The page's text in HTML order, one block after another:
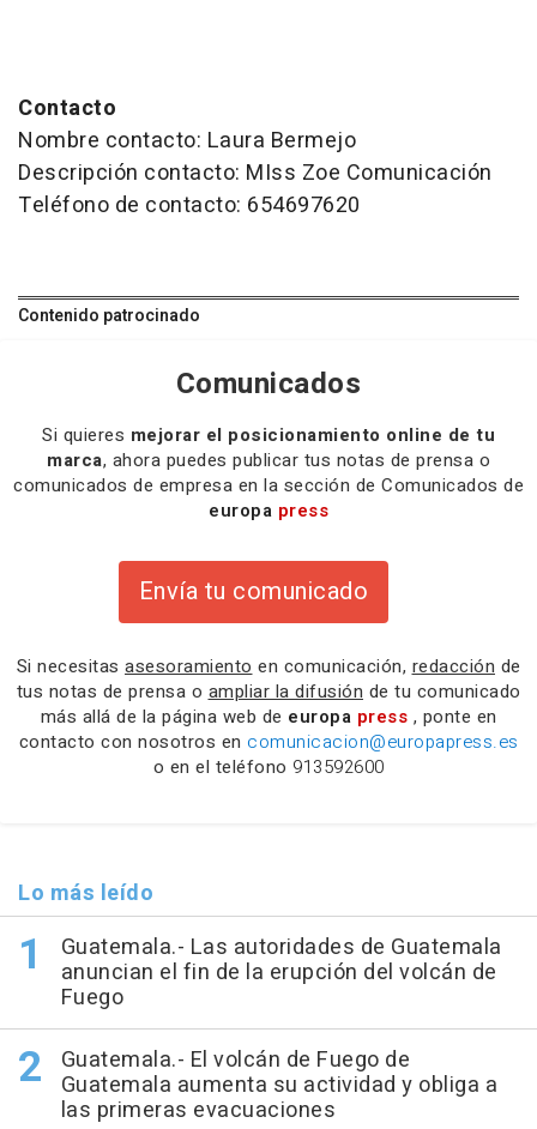
Contacto
Nombre contacto: Laura Bermejo
Descripción contacto: MIss Zoe Comunicación
Teléfono de contacto: 654697620
Contenido patrocinado
Comunicados
Si quieres mejorar el posicionamiento online de tu
marca, ahora puedes publicar tus notas de prensa o
comunicados de empresa en la sección de Comunicados de
europa press
Envía tu comunicado
Si necesitas asesoramiento en comunicación, redacción de
tus notas de prensa o ampliar la difusión de tu comunicado
más allá de la página web de europa press , ponte en
contacto con nosotros en comunicacion@europapress.es
o en el teléfono 913592600
Lo más leído
Guatemala.- Las autoridades de Guatemala
anuncian el fin de la erupción del volcán de
Fuego
Guatemala.- El volcán de Fuego de
Guatemala aumenta su actividad y obliga a
las primeras evacuaciones